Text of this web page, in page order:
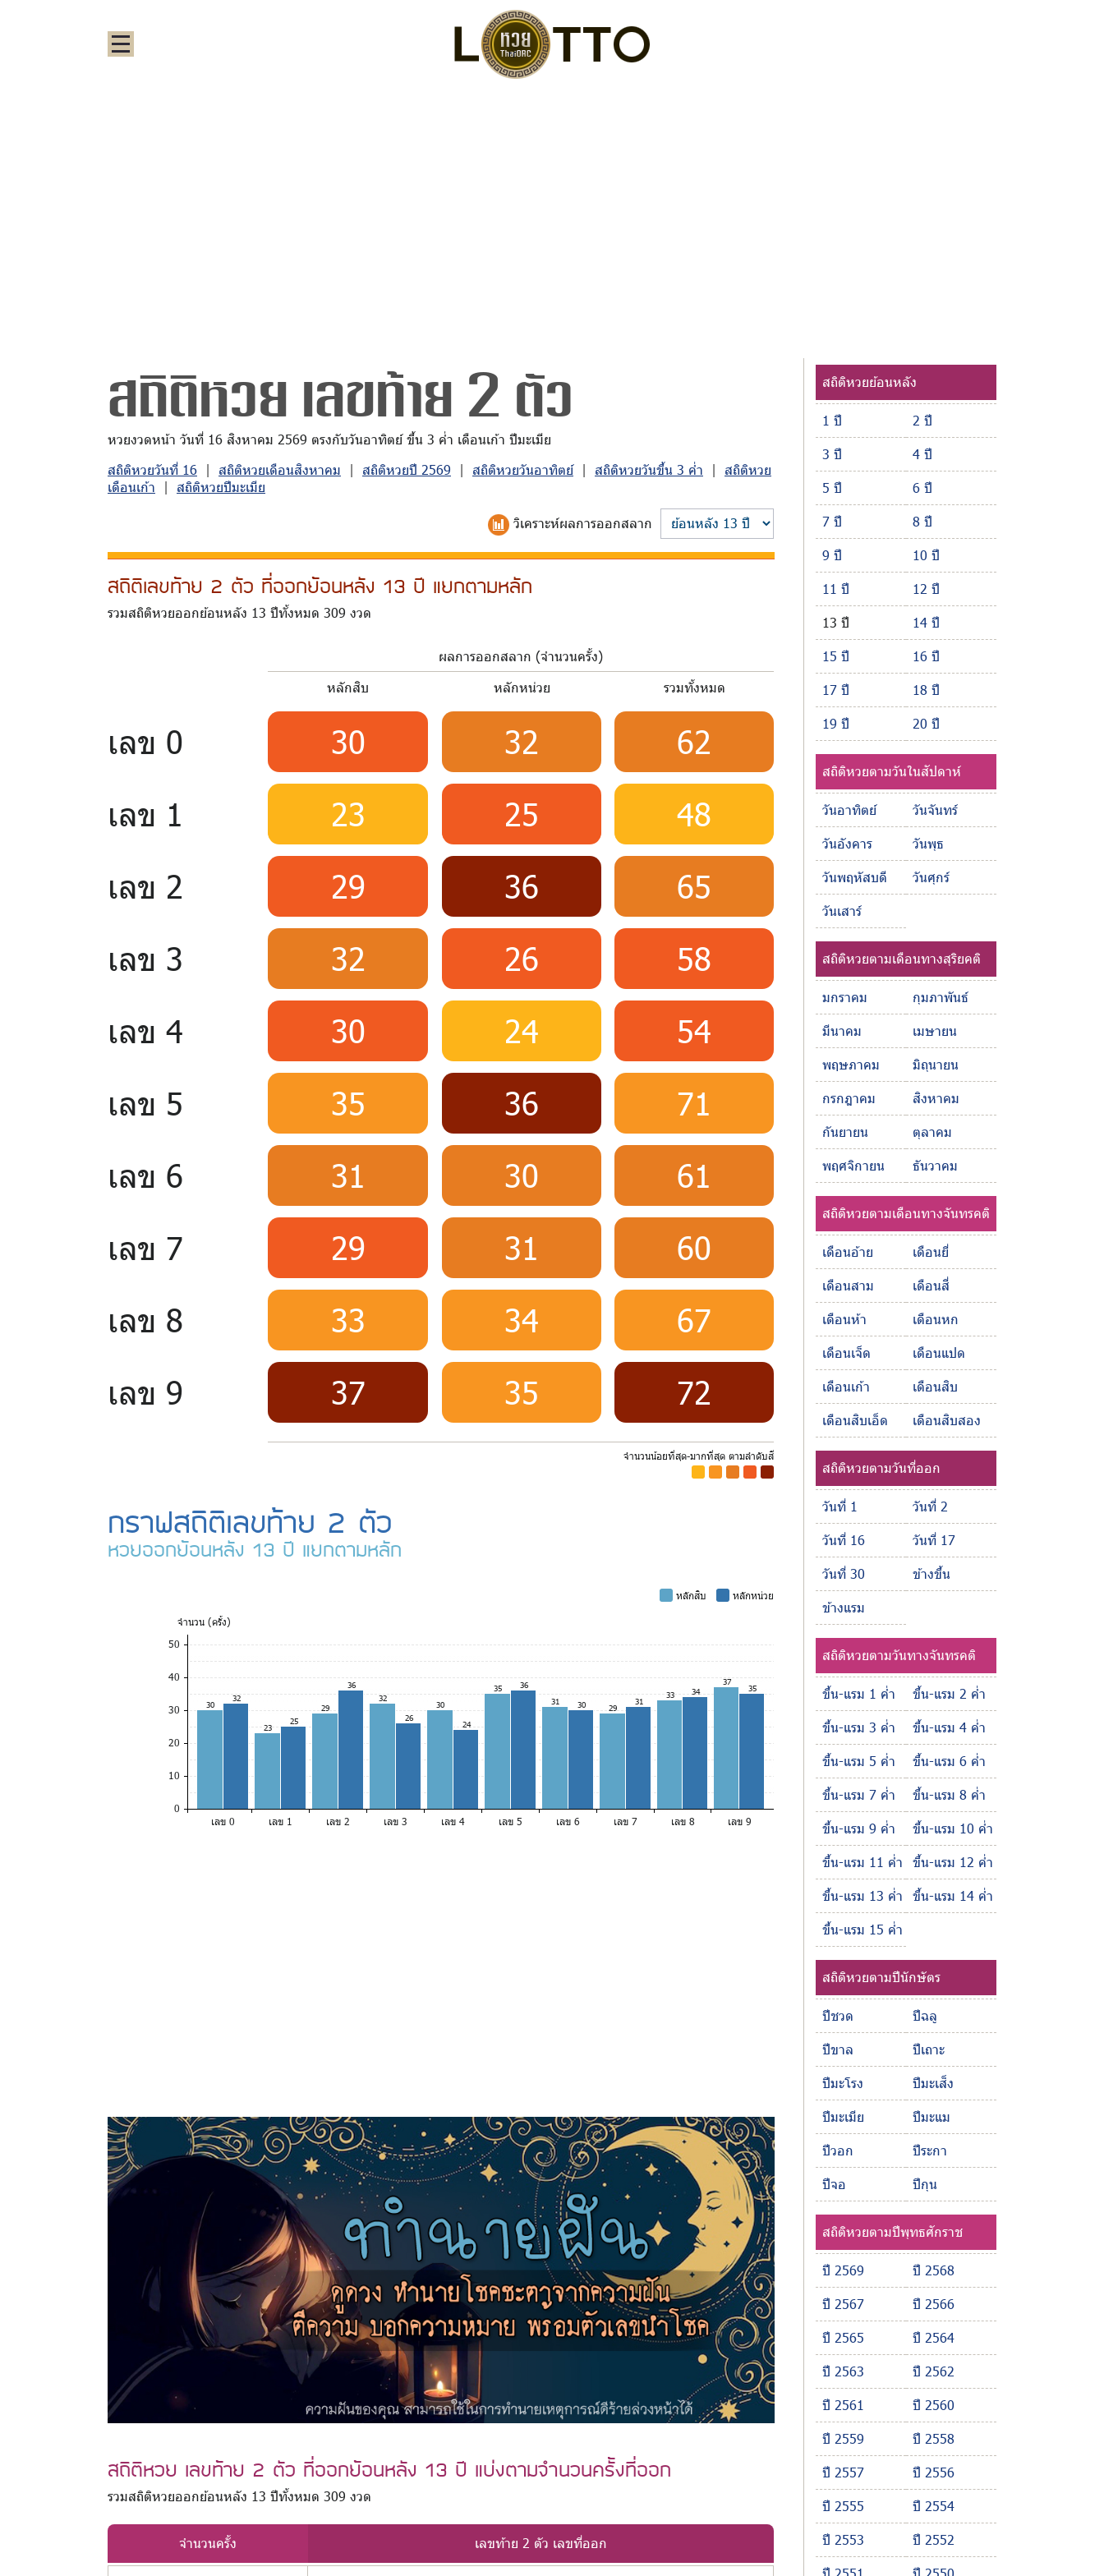
สถิติหวย เลขท้าย 2 ตัว
หวยงวดหน้า วันที่ 16 สิงหาคม 2569 ตรงกับวันอาทิตย์ ขึ้น 3 ค่ำ เดือนเก้า ปีมะเมีย
สถิติหวยวันที่ 16 | สถิติหวยเดือนสิงหาคม | สถิติหวยปี 2569 | สถิติหวยวันอาทิตย์| สถิติหวยวันขึ้น 3 ค่ำ | สถิติหวย
เดือนเก้า | สถิติหวยปีมะเมีย
วิเคราะห์ผลการออกสลาก
สถิติเลขท้าย 2 ตัว ที่ออกย้อนหลัง 13 ปี แยกตามหลัก
รวมสถิติหวยออกย้อนหลัง 13 ปีทั้งหมด 309 งวด
ผลการออกสลาก (จำนวนครั้ง)
หลักสิบ
หลักหน่วย รวมทั้งหมด
เลข 0 30 32
62
เลข 1
23 25
48
เลข 2
29 36
65
เลข 3
32 26
58
เลข 4
30 24
54
เลข 5
35 36
71
เลข 6
31 30
61
เลข 7
29 31
60
เลข 8
33 34
67
เลข 9
37 35 72
จำนวนน้อยที่สุด-มากที่สุด ตามลำดับสี
กราฟสถิติเลขท้าย 2 ตัว
หวยออกย้อนหลัง 13 ปี แยกตามหลัก
หลักสิบ
หลักหน่วย
จำนวน (ครั้ง)
50
40
30
20
10
0
30
32
23
25
29
36
32
26
30
24
35
36
31
30 29
31
33 34
37
35
เลข 0 เลข 1 เลข 2 เลข 3 เลข 4 เลข 5 เลข 6 เลข 7 เลข 8 เลข 9
สถิติหวย เลขท้าย 2 ตัว ที่ออกย้อนหลัง 13 ปี แบ่งตามจำนวนครั้งที่ออก
รวมสถิติหวยออกย้อนหลัง 13 ปีทั้งหมด 309 งวด
จำนวนครั้ง เลขท้าย 2 ตัว เลขที่ออก
สถิติหวยย้อนหลัง
1 ปี
2 ปี
3 ปี
4 ปี
5 ปี
6 ปี
7 ปี
8 ปี
9 ปี
10 ปี
11 ปี
12 ปี
13 ปี
14 ปี
15 ปี
16 ปี
17 ปี
18 ปี
19 ปี
20 ปี
สถิติหวยตามวันในสัปดาห์
วันอาทิตย์
วันจันทร์
วันอังคาร
วันพุธ
วันพฤหัสบดี
วันศุกร์
วันเสาร์
สถิติหวยตามเดือนทางสุริยคติ
มกราคม
กุมภาพันธ์
มีนาคม
เมษายน
พฤษภาคม
มิถุนายน
กรกฎาคม
สิงหาคม
กันยายน
ตุลาคม
พฤศจิกายน
ธันวาคม
สถิติหวยตามเดือนทางจันทรคติ
เดือนอ้าย
เดือนยี่
เดือนสาม
เดือนสี่
เดือนห้า
เดือนหก
เดือนเจ็ด
เดือนแปด
เดือนเก้า
เดือนสิบ
เดือนสิบเอ็ด
เดือนสิบสอง
สถิติหวยตามวันที่ออก
วันที่ 1
วันที่ 2
วันที่ 16
วันที่ 17
วันที่ 30
ข้างขึ้น
ข้างแรม
สถิติหวยตามวันทางจันทรคติ
ขึ้น-แรม 1 ค่ำ
ขึ้น-แรม 2 ค่ำ
ขึ้น-แรม 3 ค่ำ
ขึ้น-แรม 4 ค่ำ
ขึ้น-แรม 5 ค่ำ
ขึ้น-แรม 6 ค่ำ
ขึ้น-แรม 7 ค่ำ
ขึ้น-แรม 8 ค่ำ
ขึ้น-แรม 9 ค่ำ
ขึ้น-แรม 10 ค่ำ
ขึ้น-แรม 11 ค่ำ
ขึ้น-แรม 12 ค่ำ
ขึ้น-แรม 13 ค่ำ
ขึ้น-แรม 14 ค่ำ
ขึ้น-แรม 15 ค่ำ
สถิติหวยตามปีนักษัตร
ปีชวด
ปีฉลู
ปีขาล
ปีเถาะ
ปีมะโรง
ปีมะเส็ง
ปีมะเมีย
ปีมะแม
ปีวอก
ปีระกา
ปีจอ
ปีกุน
สถิติหวยตามปีพุทธศักราช
ปี 2569
ปี 2568
ปี 2567
ปี 2566
ปี 2565
ปี 2564
ปี 2563
ปี 2562
ปี 2561
ปี 2560
ปี 2559
ปี 2558
ปี 2557
ปี 2556
ปี 2555
ปี 2554
ปี 2553
ปี 2552